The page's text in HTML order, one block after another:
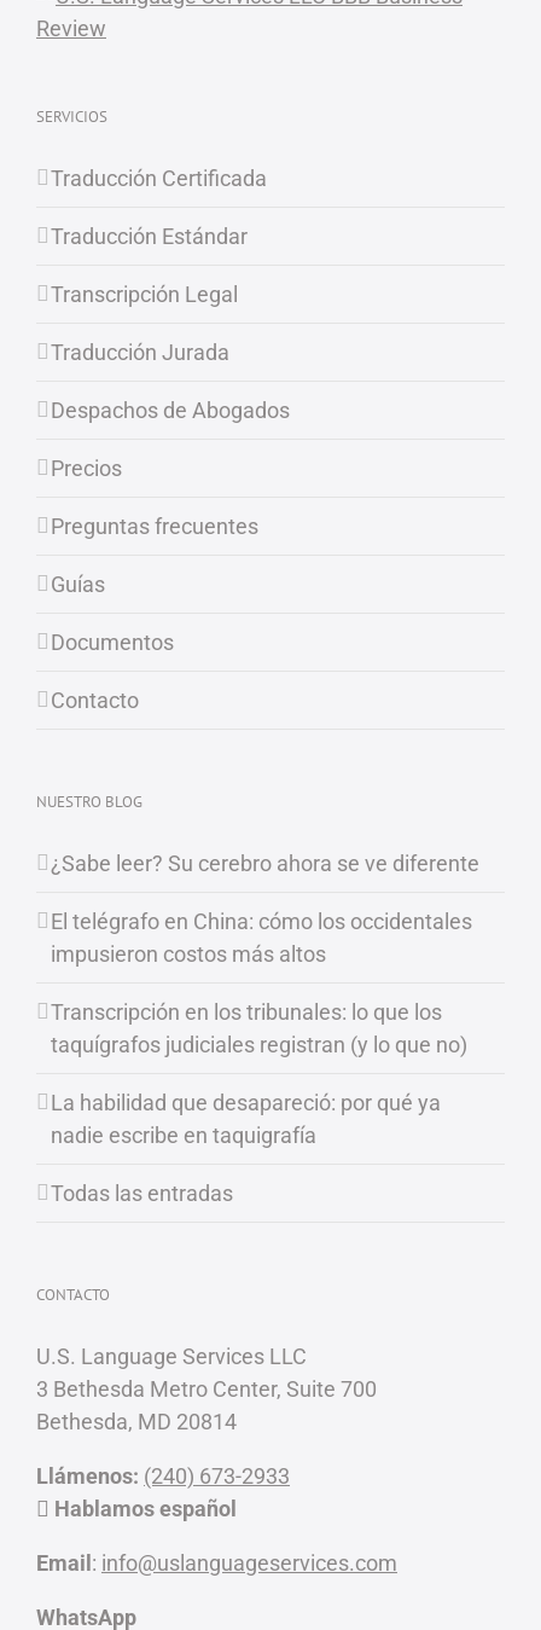
SERVICIOS
Traducción Certificada
Traducción Estándar
Transcripción Legal
Traducción Jurada
Despachos de Abogados
Precios
Preguntas frecuentes
Guías
Documentos
Contacto
NUESTRO BLOG
¿Sabe leer? Su cerebro ahora se ve diferente
El telégrafo en China: cómo los occidentales
impusieron costos más altos
Transcripción en los tribunales: lo que los
taquígrafos judiciales registran (y lo que no)
La habilidad que desapareció: por qué ya
nadie escribe en taquigrafía
Todas las entradas
CONTACTO
U.S. Language Services LLC
3 Bethesda Metro Center, Suite 700
Bethesda, MD 20814
Llámenos: (240) 673-2933
Hablamos español
Email: info@uslanguageservices.com
WhatsApp